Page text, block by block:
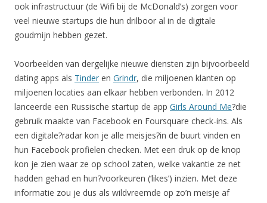
ook infrastructuur (de Wifi bij de McDonald’s) zorgen voor
veel nieuwe startups die hun drilboor al in de digitale
goudmijn hebben gezet.
Voorbeelden van dergelijke nieuwe diensten zijn bijvoorbeeld
dating apps als Tinder en Grindr, die miljoenen klanten op
miljoenen locaties aan elkaar hebben verbonden. In 2012
lanceerde een Russische startup de app Girls Around Me?die
gebruik maakte van Facebook en Foursquare check-ins. Als
een digitale?radar kon je alle meisjes?in de buurt vinden en
hun Facebook profielen checken. Met een druk op de knop
kon je zien waar ze op school zaten, welke vakantie ze net
hadden gehad en hun?voorkeuren (‘likes’) inzien. Met deze
informatie zou je dus als wildvreemde op zo’n meisje af